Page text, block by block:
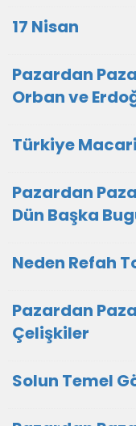
17 Nisan
Pazardan
Orban ve
Türkiye
Pazardan
Dün Başka
Neden Refah
Pazardan
Çelişkiler
Solun Temel